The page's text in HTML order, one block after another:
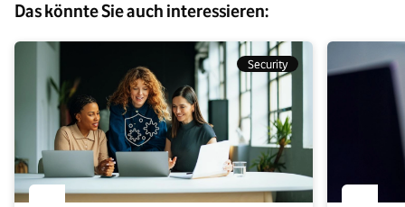
Das könnte Sie auch interessieren:
Security